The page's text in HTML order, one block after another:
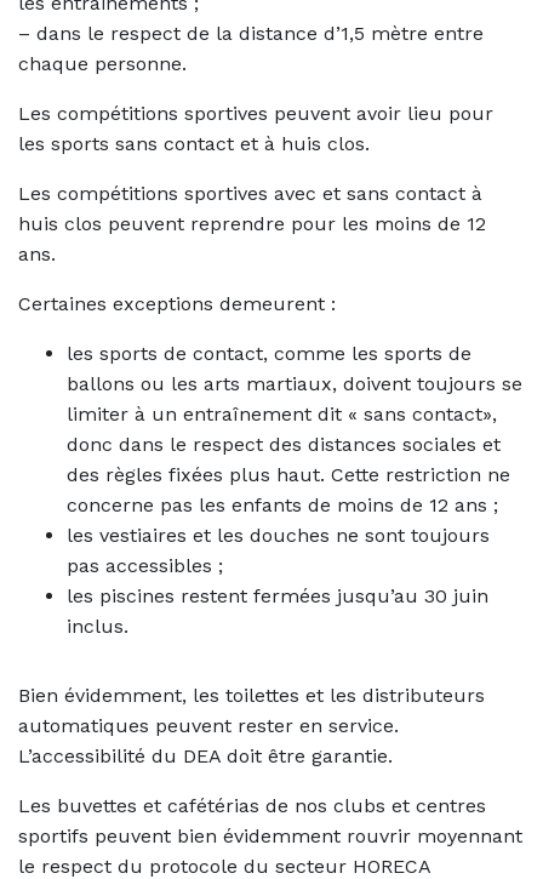
– dans le respect de la distance d’1,5 mètre entre
chaque personne.
Les compétitions sportives peuvent avoir lieu pour
les sports sans contact et à huis clos.
Les compétitions sportives avec et sans contact à
huis clos peuvent reprendre pour les moins de 12
ans.
Certaines exceptions demeurent :
les sports de contact, comme les sports de
ballons ou les arts martiaux, doivent toujours se
limiter à un entraînement dit « sans contact»,
donc dans le respect des distances sociales et
des règles fixées plus haut. Cette restriction ne
concerne pas les enfants de moins de 12 ans ;
les vestiaires et les douches ne sont toujours
pas accessibles ;
les piscines restent fermées jusqu’au 30 juin
inclus.
Bien évidemment, les toilettes et les distributeurs
automatiques peuvent rester en service.
L’accessibilité du DEA doit être garantie.
Les buvettes et cafétérias de nos clubs et centres
sportifs peuvent bien évidemment rouvrir moyennant
le respect du protocole du secteur HORECA